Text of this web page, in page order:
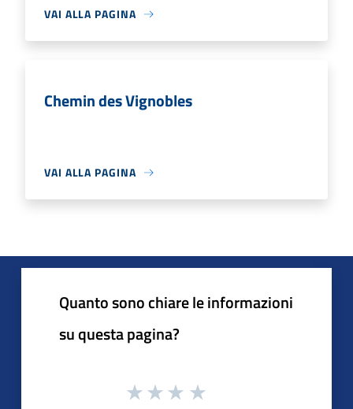
VAI ALLA PAGINA
Chemin des Vignobles
VAI ALLA PAGINA
Quanto sono chiare le informazioni
su questa pagina?